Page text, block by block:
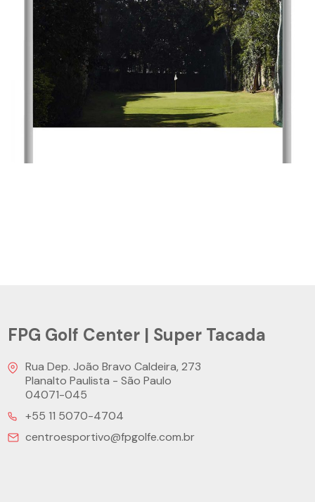
FPG Golf Center | Super Tacada
Rua Dep. João Bravo Caldeira, 273
Planalto Paulista - São Paulo
04071-045
+55 11 5070-4704
centroesportivo@fpgolfe.com.br